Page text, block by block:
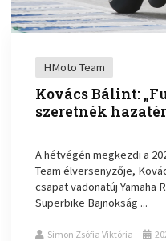
HMoto Team
Kovács Bálint:
szeretnék
A hétvégén megkezdi a
Team élversenyzője,
csapat vadonatúj Yamaha
Superbike Bajnokság ...
Simon Zsófia Viktória